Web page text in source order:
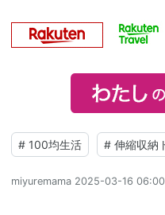
# 100均生活 # 伸縮収納
miyuremama 2025-03-16 06:00